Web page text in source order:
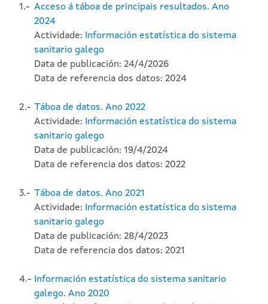
1.- Acceso á táboa de principais resultados. Ano
2024
Actividade: Información estatística do sistema
sanitario galego
Data de publicación: 24/4/2026
Data de referencia dos datos: 2024
2.- Táboa de datos. Ano 2022
Actividade: Información estatística do sistema
sanitario galego
Data de publicación: 19/4/2024
Data de referencia dos datos: 2022
3.- Táboa de datos. Ano 2021
Actividade: Información estatística do sistema
sanitario galego
Data de publicación: 28/4/2023
Data de referencia dos datos: 2021
4.- Información estatística do sistema sanitario
galego. Ano 2020